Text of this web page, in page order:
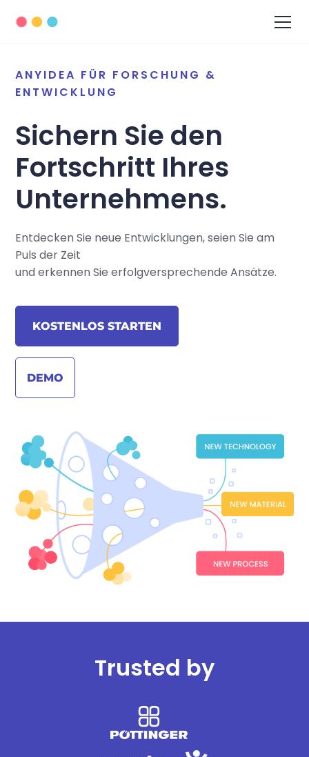
ANYIDEA FÜR FORSCHUNG &
ENTWICKLUNG
Sichern Sie den
Fortschritt Ihres
Unternehmens.
Entdecken Sie neue Entwicklungen, seien Sie am
Puls der Zeit
und erkennen Sie erfolgversprechende Ansätze.
KOSTENLOS STARTEN
DEMO
Trusted by